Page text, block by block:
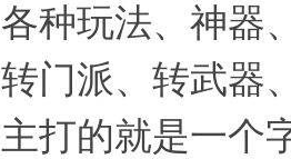
各种玩法、神器
转门派、转武器
主打的就是一个